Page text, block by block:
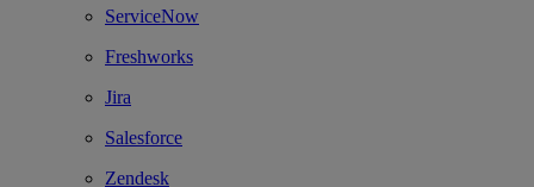
ServiceNow
Freshworks
Jira
Salesforce
Zendesk